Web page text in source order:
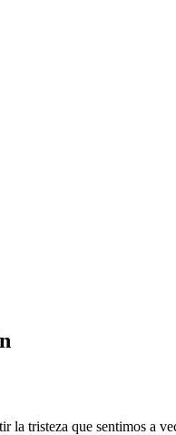
la tristeza que sentimos a